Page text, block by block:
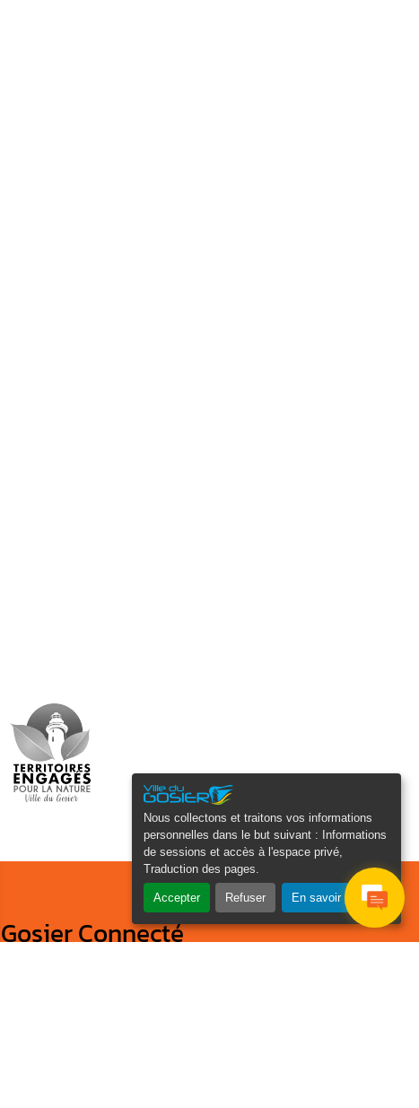
Nous collectons et traitons vos informations
personnelles dans le but suivant :
Informations
de sessions et accès à l'espace privé,
Traduction des pages
Accepter Refuser En savoir plus
Gosier Connecté